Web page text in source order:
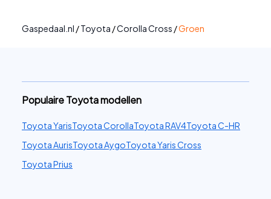
Gaspedaal.nl /Toyota /Corolla Cross /Groen
Populaire Toyota modellen
Toyota YarisToyota CorollaToyota RAV4Toyota C-HR
Toyota AurisToyota AygoToyota Yaris Cross
Toyota Prius